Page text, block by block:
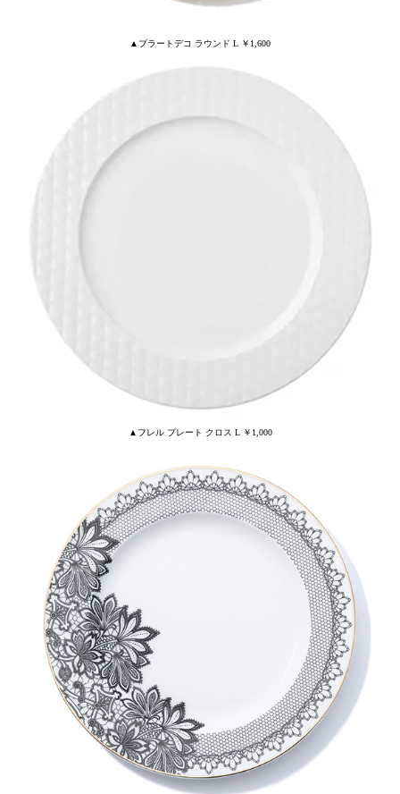
▲プラートデコ ラウンド L ￥1,600
▲フレル プレート クロス L ￥1,000